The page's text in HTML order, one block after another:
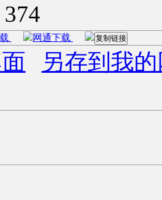
374
网通下载 复制链接
另存到我